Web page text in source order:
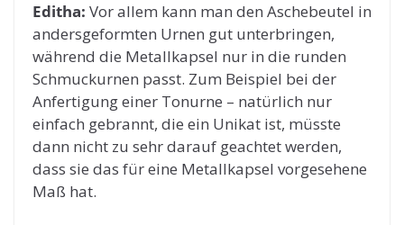
Editha: Vor allem kann man den Aschebeutel in
andersgeformten Urnen gut unterbringen,
während die Metallkapsel nur in die runden
Schmuckurnen passt. Zum Beispiel bei der
Anfertigung einer Tonurne – natürlich nur
einfach gebrannt, die ein Unikat ist, müsste
dann nicht zu sehr darauf geachtet werden,
dass sie das für eine Metallkapsel vorgesehene
Maß hat.